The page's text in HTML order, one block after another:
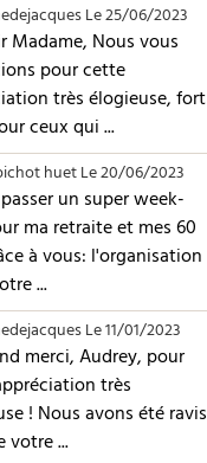
Le 25/06/2023
Madame, Nous vous
pour cette
très élogieuse, fort
ceux qui ...
huetLe 20/06/2023
un super week-
ma retraite et mes 60
à vous: l'organisation
...
Le 11/01/2023
merci, Audrey, pour
très
! Nous avons été ravis
votre ...